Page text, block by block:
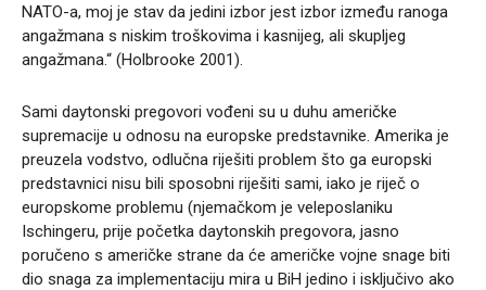
NATO-a, moj je stav da jedini izbor jest izbor između ranoga
angažmana s niskim troškovima i kasnijeg, ali skupljeg
angažmana.“ (Holbrooke 2001).
Sami daytonski pregovori vođeni su u duhu američke
supremacije u odnosu na europske predstavnike. Amerika je
preuzela vodstvo, odlučna riješiti problem što ga europski
predstavnici nisu bili sposobni riješiti sami, iako je riječ o
europskome problemu (njemačkom je veleposlaniku
Ischingeru, prije početka daytonskih pregovora, jasno
poručeno s američke strane da će američke vojne snage biti
dio snaga za implementaciju mira u BiH jedino i isključivo ako